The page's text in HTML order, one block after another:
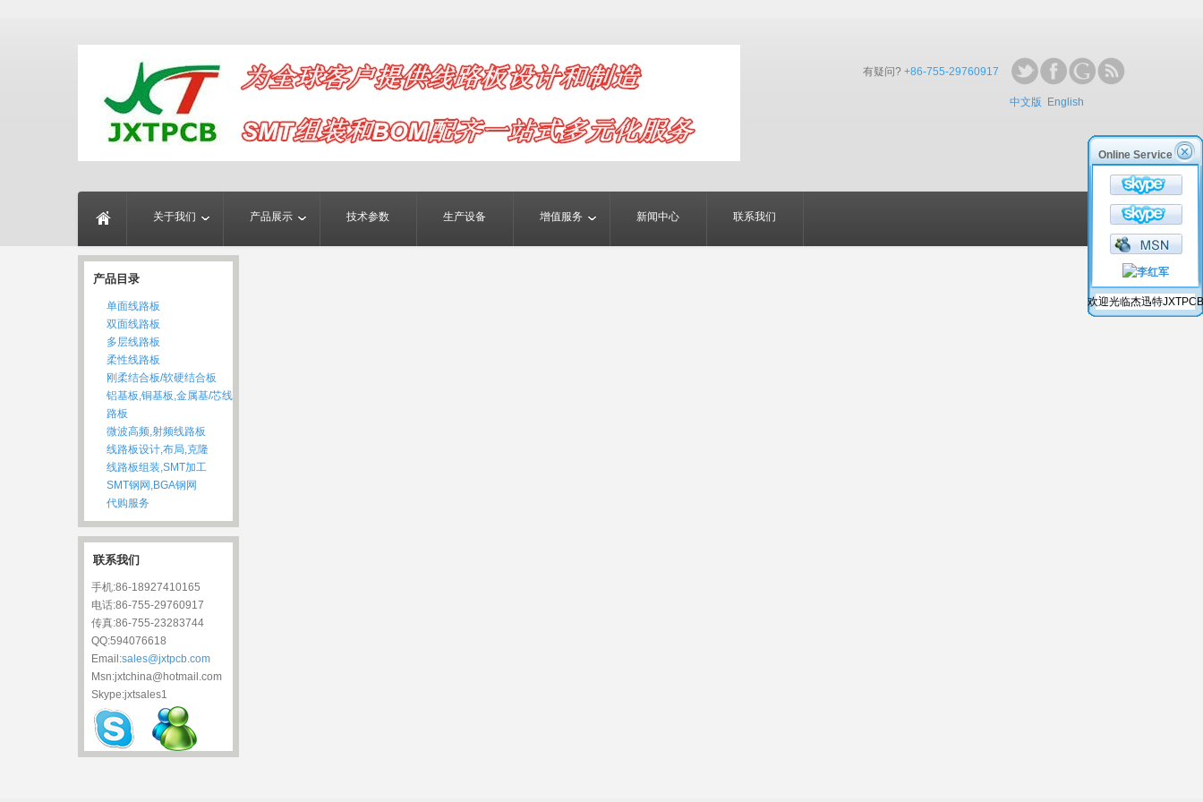
中文版 English
有疑问? +86-755-29760917
关于我们 产品展示 技术参数 生产设备 增值服务 新闻中心 联系我们
产品目录
单面线路板
双面线路板
多层线路板
柔性线路板
刚柔结合板/软硬结合板
铝基板,铜基板,金属基/芯线
路板
微波高频,射频线路板
线路板设计,布局,克隆
线路板组装,SMT加工
SMT钢网,BGA钢网
代购服务
联系我们
手机:86-18927410165
电话:86-755-29760917
传真:86-755-23283744
QQ:594076618
Email:sales@jxtpcb.com
Msn:jxtchina@hotmail.com
Skype:jxtsales1
Online Service
欢迎光临杰迅特JXTPCB